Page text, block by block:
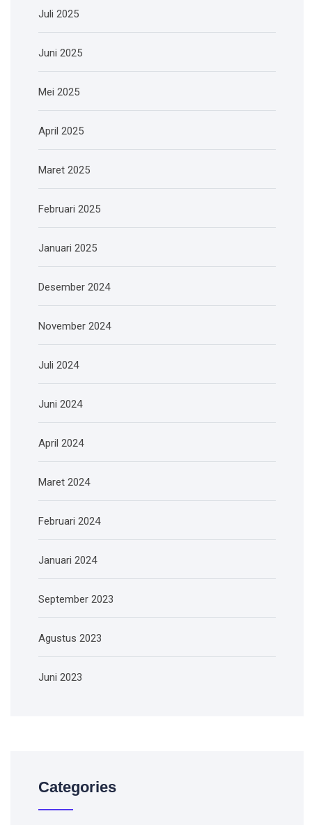
Juli 2025
Juni 2025
Mei 2025
April 2025
Maret 2025
Februari 2025
Januari 2025
Desember 2024
November 2024
Juli 2024
Juni 2024
April 2024
Maret 2024
Februari 2024
Januari 2024
September 2023
Agustus 2023
Juni 2023
Categories